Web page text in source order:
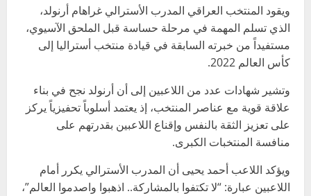
ويقود المنتخب العراقي المدرب الأسترالي غراهام أرنولد،
الذي تسلم المهمة في مرحلة حساسة قبل الملحق الآسيوي،
مستفيداً من خبرته السابقة في قيادة منتخب أستراليا إلى
كأس العالم 2022.
وتشير شهادات عدد من اللاعبين إلى أن أرنولد نجح في بناء
علاقة قوية مع عناصر المنتخب، إذ يعتمد أسلوباً تحفيزياً يركز
على تعزيز الثقة بالنفس وإقناع اللاعبين بقدرتهم على
منافسة المنتخبات الكبرى.
ويؤكد اللاعب أحمد يحيى أن المدرب الأسترالي يكرر أمام
اللاعبين عبارة: “لا تكتفوا بالمشاركة.. اذهبوا واصدموا العالم”،